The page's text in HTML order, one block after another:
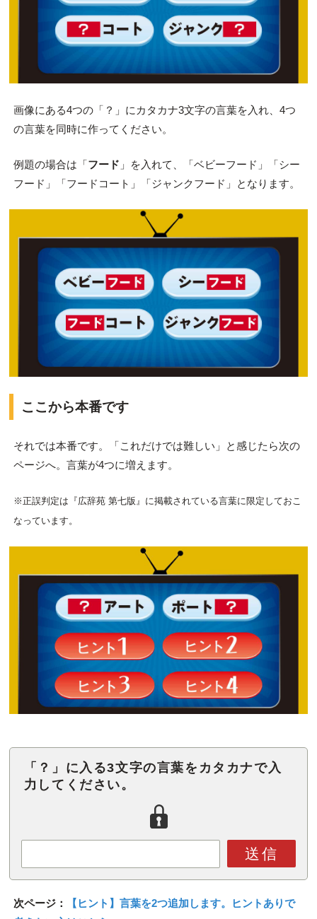
画像にある4つの「？」にカタカナ3文字の言葉を入れ、4つ
の言葉を同時に作ってください。
例題の場合は「フード 」を入れて、「ベビーフード」「シー
フード」「フードコート」「ジャンクフード」となります。
ここから本番です
それでは本番です。「これだけでは難しい」と感じたら次の
ページへ。言葉が4つに増えます。
※正誤判定は『広辞苑 第七版』に掲載されている言葉に限定しておこ
なっています。
「？」に入る3文字の言葉をカタカナで入
力してください。
送信
次ページ：
【ヒント】言葉を2つ追加します。ヒントありで